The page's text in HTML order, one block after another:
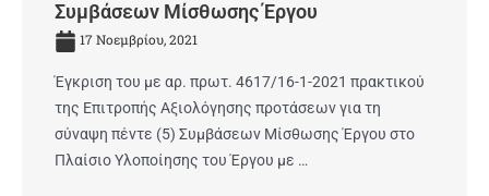
Συμβάσεων Μίσθωσης Έργου
17 Νοεμβρίου, 2021
Έγκριση του με αρ. πρωτ. 4617/16-1-2021 πρακτικού
της Επιτροπής Αξιολόγησης προτάσεων για τη
σύναψη πέντε (5) Συμβάσεων Μίσθωσης Έργου στο
Πλαίσιο Υλοποίησης του Έργου με …